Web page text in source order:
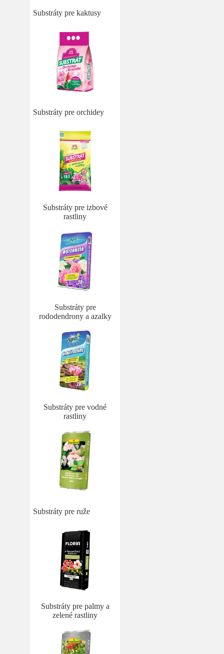
Substráty pre kaktusy
Substráty pre orchidey
Substráty pre izbové
rastliny
Substráty pre
rododendrony a azalky
Substráty pre vodné
rastliny
Substráty pre ruže
Substráty pre palmy a
zelené rastliny